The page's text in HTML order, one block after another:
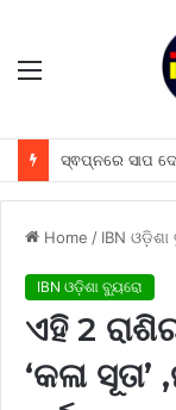
Menu
ସ୍ଵପ୍ନରେ ସାପ
Home / IBN
IBN ଓଡ଼ିଶା ବ୍ୟୁରୋ
ଏହି 2
‘କଳା